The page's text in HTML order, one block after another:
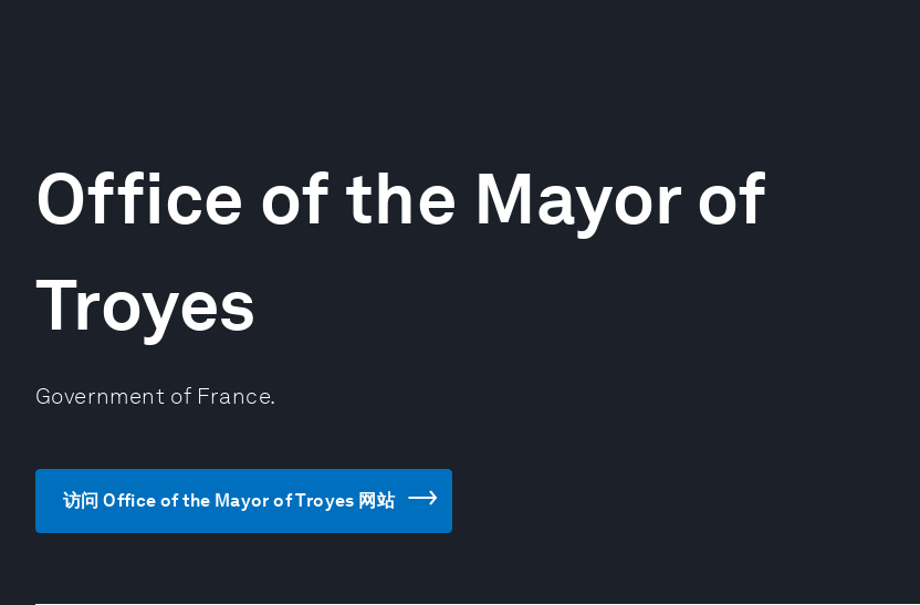
Office of the Mayor of
Troyes
Government of France.
访问 Office of the Mayor of Troyes 网站